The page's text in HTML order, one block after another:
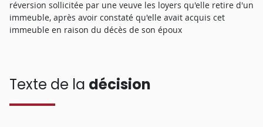
réversion sollicitée par une veuve les loyers qu'elle retire d'un
immeuble, après avoir constaté qu'elle avait acquis cet
immeuble en raison du décès de son époux
Texte de la décision